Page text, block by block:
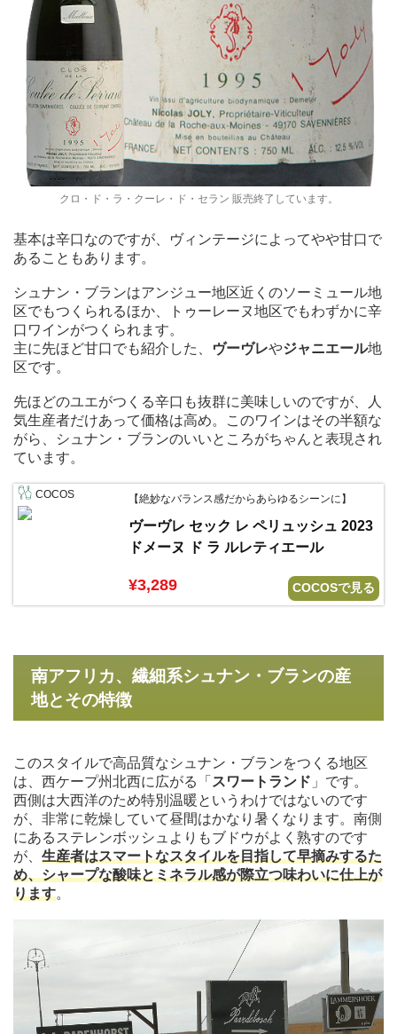
クロ・ド・ラ・クーレ・ド・セラン 販売終了しています。
基本は辛口なのですが、ヴィンテージによってやや甘口で
あることもあります。
シュナン・ブランはアンジュー地区近くのソーミュール地
区でもつくられるほか、トゥーレーヌ地区でもわずかに辛
口ワインがつくられます。
主に先ほど甘口でも紹介した、
ヴーヴレやジャニエール地
区です。
先ほどのユエがつくる辛口も抜群に美味しいのですが、人
気生産者だけあって価格は高め。このワインはその半額な
がら、シュナン・ブランのいいところがちゃんと表現され
ています。
COCOS 【絶妙なバランス感だからあらゆるシーンに】
ヴーヴレ セック レ ペリュッシュ 2023
ドメーヌ ド ラ ルレティエール
¥3,289 COCOSで見る
南アフリカ、繊細系シュナン・ブランの産
地とその特徴
このスタイルで高品質なシュナン・ブランをつくる地区
は、西ケープ州北西に広がる「 スワートランド 」です。
西側は大西洋のため特別温暖というわけではないのです
が、非常に乾燥していて昼間はかなり暑くなります。南側
にあるステレンボッシュよりもブドウがよく熟すのです
が、 生産者はスマートなスタイルを目指して早摘みするた
め、シャープな酸味とミネラル感が際立つ味わいに仕上が
ります。